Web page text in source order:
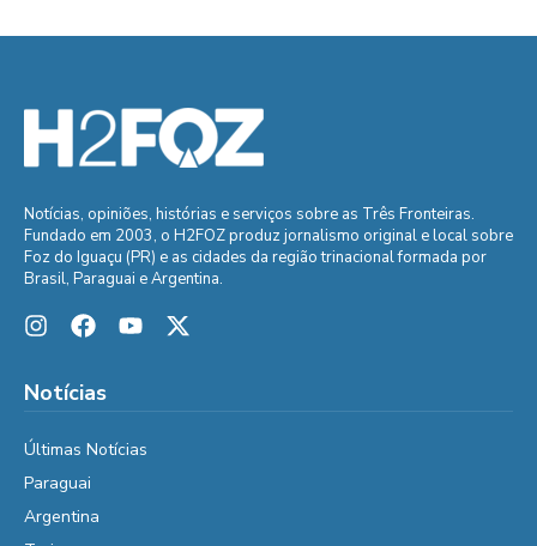
Notícias, opiniões, histórias e serviços sobre as Três Fronteiras.
Fundado em 2003, o H2FOZ produz jornalismo original e local sobre
Foz do Iguaçu (PR) e as cidades da região trinacional formada por
Brasil, Paraguai e Argentina.
Notícias
Últimas Notícias
Paraguai
Argentina